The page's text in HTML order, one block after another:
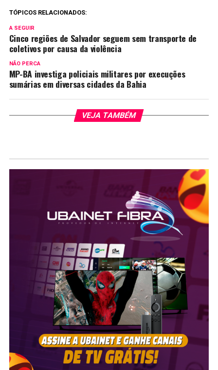
TÓPICOS RELACIONADOS:
A SEGUIR
Cinco regiões de Salvador seguem sem transporte de
coletivos por causa da violência
NÃO PERCA
MP-BA investiga policiais militares por execuções
sumárias em diversas cidades da Bahia
VEJA TAMBÉM